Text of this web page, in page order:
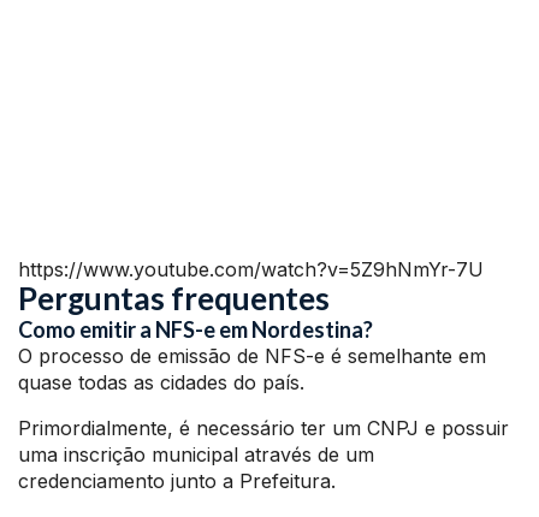
https://www.youtube.com/watch?v=5Z9hNmYr-7U
Perguntas frequentes
Como emitir a NFS-e em Nordestina?
O processo de emissão de NFS-e é semelhante em
quase todas as cidades do país.
Primordialmente, é necessário ter um CNPJ e possuir
uma inscrição municipal através de um
credenciamento junto a Prefeitura.